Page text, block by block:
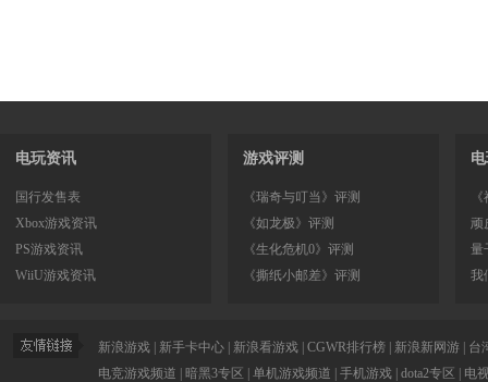
电玩资讯
国行发售表
Xbox游戏资讯
PS游戏资讯
WiiU游戏资讯
游戏评测
《瑞奇与叮当》评测
《如龙极》评测
《生化危机0》评测
《撕纸小邮差》评测
顽
量
我
新浪游戏 新手卡中心 新浪看游戏 CGWR排行榜 新浪新网游
台
电竞游戏频道
暗黑3专区 单机游戏频道 手机游戏 dota2专区 电